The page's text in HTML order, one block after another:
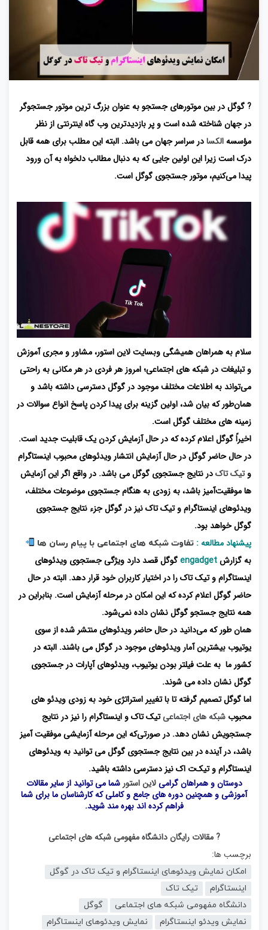
? گوگل در بین موتورهای جستجو به عنوان بزرگ ‌ترین موتور جستجوگر
در جهان شناخته شده ‌است و پر بازدیدترین وب گاه اینترنتی از نظر
مؤسسهالکسادر سراسر جهان می باشد. البته این مطلب برای همه قابل
درک است زیرا این اولین جایی که به دنبال مطالب دلخواه به آن ورود
پیدا می‌کنیم، موتور جستجوی گوگل است.
سلام به همراهان همیشگی وبسایت لاین استور، مشاور و مجری آموزش
و تبلیغات در شبکه های اجتماعی؛ امروز هر فردی در هر مکانی به ‌راحتی
می‌تواند به اطلاعات مختلف موجود در گوگل دسترسی داشته باشد و
همان‌طور که بیان شد، اولین گزینه برای پیدا کردن پاسخ انواع سوالات در
زمینه‌ های مختلف گوگل است.
اخیراً گوگل اعلام کرده که در حال آزمایش کردن یک قابلیت جدید است.
در حال حاضر گوگل در حال آزمایش انتشار ویدئوهای محبوب اینستاگرام
وتیک ‌تاکدر نتایج جستجوی گوگل می باشد. در واقع اگر این آزمایش
‌ها موفقیت‌آمیز باشد، به زودی به هنگام جستجوی موضوعات مختلف،
ویدئوهای اینستاگرام و تیک تاک نیز در گوگل جزء نتایج جستجوی
گوگل خواهد بود.
پیشنهاد مطالعه : تفاوت شبکه های اجتماعی با پیام رسان ها
به گزارشengadgetگوگل قصد دارد ویژگی جستجوی ویدئوهای
اینستاگرام و تیک ‌تاک را در اختیار کاربران خود قرار دهد. البته در حال
حاضر گوگل اعلام کرده که این امکان در مرحله آزمایش است. بنابراین در
همه نتایج جستجو گوگل نشان داده نمی‌شود.
همان‌ طور که می‌دانید در حال حاضر ویدئوهای منتشر شده از سوی
یوتیوب بیشترین آمار ویدئوهای موجود در گوگل می باشند. البته در
کشور ما به علت فیلتر بودن یوتیوب، ویدئوهای آپارات در جستجوی
گوگل نشان داده می شوند.
اما گوگل تصمیم گرفته تا با تغییر استراتژی خود به زودی ویدئو های
محبوب شبکه‌ های اجتماعیتیک‌ تاک و اینستاگرام را نیز در نتایج
جستجویش نشان دهد. در صورتی‌که این مرحله آزمایشی موفقیت آمیز
باشد، در آینده در بین نتایج جستجوی گوگل می توانید به ویدئوهای
اینستاگرام و تیک‌ت اک نیز دسترسی داشته باشید.
دوستان و همراهان گرامیلاین استور شما می توانید از سایر مقالات
آموزشی و همچنین دوره های جامع و کاملی که کارشناسان ما برای شما
فراهم کرده اند بهره مند شوید.
? مقالات رایگان دانشگاه مفهومی شبکه های اجتماعی
برچسب ها:
امکان نمایش ویدئوهای اینستاگرام و تیک تاک در گوگل
اینستاگرام
تیک تاک
دانشگاه مفهومی شبکه های اجتماعی
گوگل
نمایش ویدئو اینستاگرام
نمایش ویدئوهای اینستاگرام